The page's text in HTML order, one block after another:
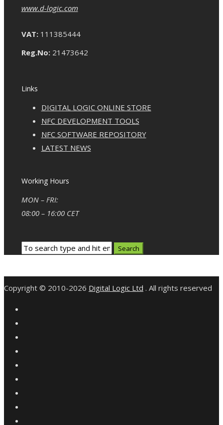
www.d-logic.com
VAT:111385444
Reg.No:21473642
Links
DIGITAL LOGIC ONLINE STORE
NFC DEVELOPMENT TOOLS
NFC SOFTWARE REPOSITORY
LATEST NEWS
Working Hours
MON – FRI:
08:00 – 16:00 CET
Copyright © 2010-2026 Digital Logic Ltd . All rights reserved